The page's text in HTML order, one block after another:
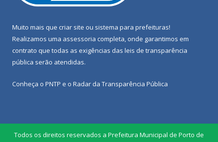
Muito mais que criar site ou sistema para prefeituras!
Realizamos uma assessoria completa, onde garantimos em
contrato que todas as exigências das leis de transparência
pública serão atendidas.
Conheça o PNTP e o Radar da Transparência Pública
Todos os direitos reservados a Prefeitura Municipal de Porto de